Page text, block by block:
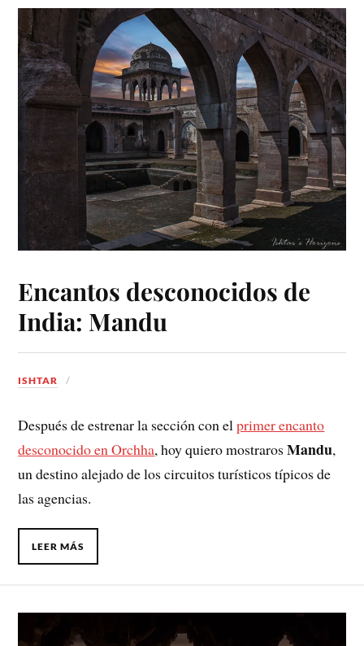
Encantos desconocidos de
India: Mandu
ISHTAR
Después de estrenar la sección con elprimer encanto
desconocido en Orchha, hoy quiero mostrarosMandu,
un destino alejado de los circuitos turísticos típicos de
las agencias.
LEER MÁS